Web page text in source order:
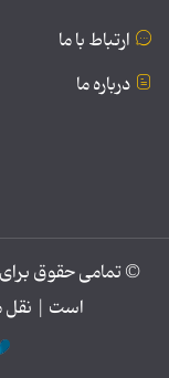
ارتباط با ما
درباره ما
© تمامی حقوق
است | نقل